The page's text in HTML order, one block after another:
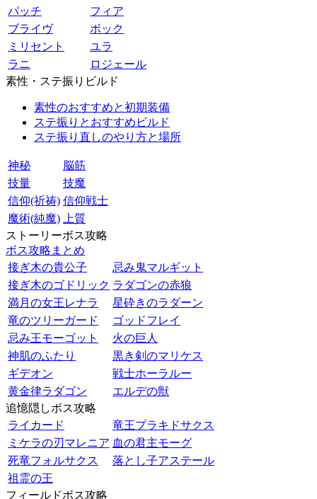
パッチ
フィア
ブライヴ
ボック
ミリセント
ユラ
ラニ
ロジェール
素性・ステ振りビルド
素性のおすすめと初期装備
ステ振りとおすすめビルド
ステ振り直しのやり方と場所
神秘
脳筋
技量
技魔
信仰(祈祷) 信仰戦士
魔術(純魔)
上質
ストーリーボス攻略
ボス攻略まとめ
接ぎ木の貴公子
忌み鬼マルギット
接ぎ木のゴドリック ラダゴンの赤狼
満月の女王レナラ
星砕きのラダーン
竜のツリーガード
ゴッドフレイ
忌み王モーゴット
火の巨人
神肌のふたり
黒き剣のマリケス
ギデオン
戦士ホーラルー
黄金律ラダゴン
エルデの獣
追憶隠しボス攻略
ライカード
竜王プラキドサクス
ミケラの刃マレニア 血の君主モーグ
死竜フォルサクス
落とし子アステール
祖霊の王
フィールドボス攻略